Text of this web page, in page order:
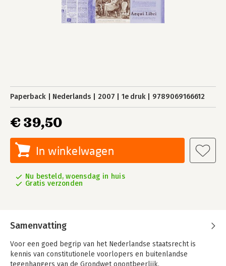
Paperback Nederlands 2007 1e druk 9789069166612
€ 39,50
In winkelwagen
Nu besteld, woensdag in huis
Gratis verzonden
Samenvatting
Voor een goed begrip van het Nederlandse staatsrecht is
kennis van constitutionele voorlopers en buitenlandse
tegenhangers van de Grondwet onontbeerlijk.